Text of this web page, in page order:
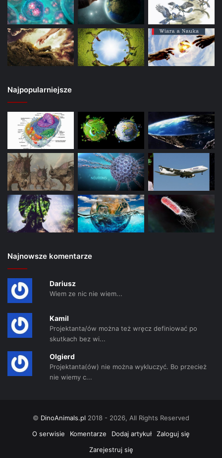
Najpopularniejsze
Najnowsze komentarze
Dariusz
Wiem ze nic nie wiem...
Kamil
Projektanta/ów można też wręcz definiować po
skutkach bez wi...
Olgierd
Projektanta(ów) nie można wykluczyć. Bo przecież
nie wiemy c...
© DinoAnimals.pl 2018 - 2026, All Rights Reserved
O serwisie
Komentarze Dodaj artykuł
Zaloguj się
Zarejestruj się